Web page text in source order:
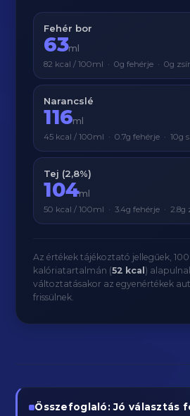
Fehér bor
63ml
82 kcal / 100ml · 0g fehérje · 0g zsír
Narancslé
116ml
45 kcal / 100ml · 0.7g fehérje · 10g
Tej (2,8%)
104ml
50 kcal / 100ml · 3.4g fehérje · 2.8g
Az értékek tájékoztató jellegűek,
kalóriatartalmán (52 kcal )
változtatásakor az egyenértékek
frissülnek.
Összefoglaló: Jó választás